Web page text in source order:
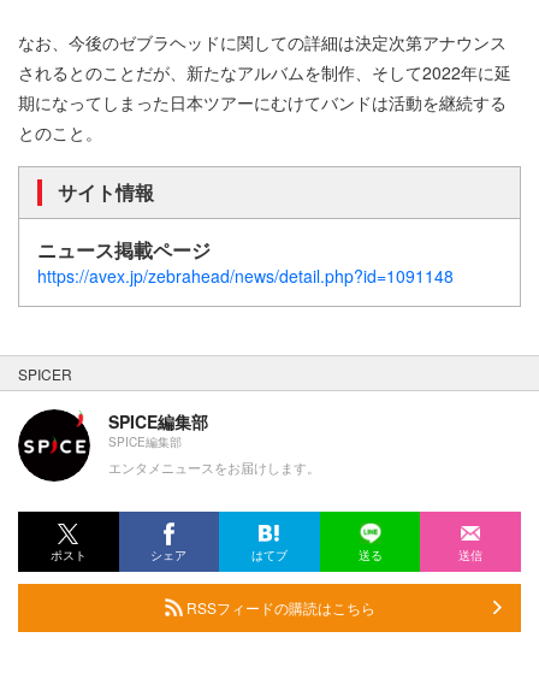
なお、今後のゼブラヘッドに関しての詳細は決定次第アナウンス
されるとのことだが、新たなアルバムを制作、そして2022年に延
期になってしまった日本ツアーにむけてバンドは活動を継続する
とのこと。
サイト情報
ニュース掲載ページ
https://avex.jp/zebrahead/news/detail.php?id=1091148
SPICER
SPICE編集部
SPICE編集部
エンタメニュースをお届けします。
ポスト シェア はてブ 送る 送信
RSSフィードの購読はこちら